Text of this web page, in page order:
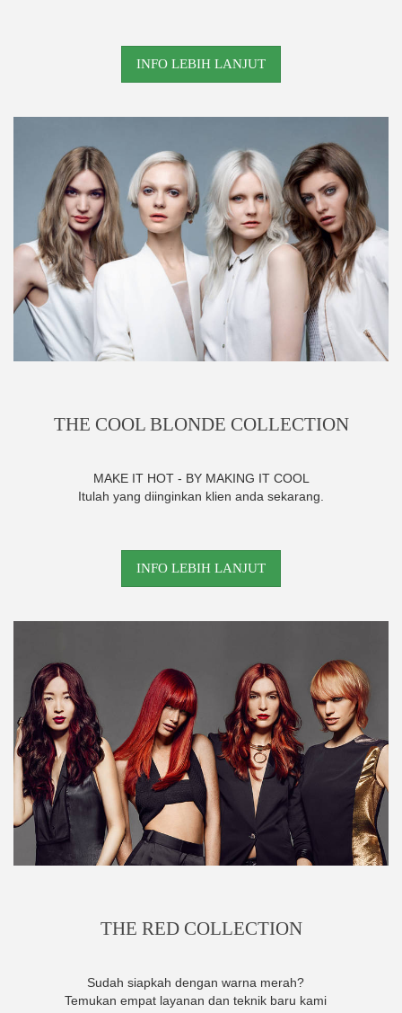
INFO LEBIH LANJUT
THE COOL BLONDE COLLECTION
MAKE IT HOT - BY MAKING IT COOL
Itulah yang diinginkan klien anda sekarang.
INFO LEBIH LANJUT
THE RED COLLECTION
Sudah siapkah dengan warna merah?
Temukan empat layanan dan teknik baru kami